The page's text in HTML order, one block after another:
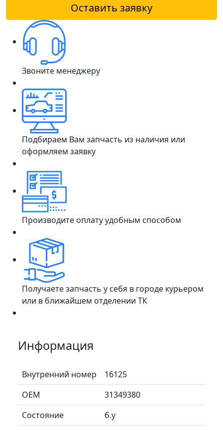
Оставить заявку
Звоните менеджеру
Подбираем Вам запчасть из наличия или
оформляем заявку
Производите оплату удобным способом
Получаете запчасть у себя в городе курьером
или в ближайшем отделении ТК
Информация
Внутренний номер
16125
ОЕМ
31349380
Состояние
б.у